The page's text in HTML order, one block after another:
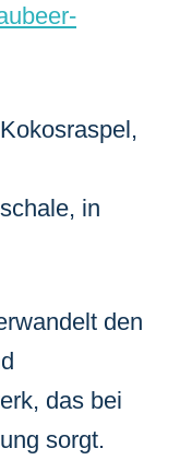
in
den
das bei
sorgt.